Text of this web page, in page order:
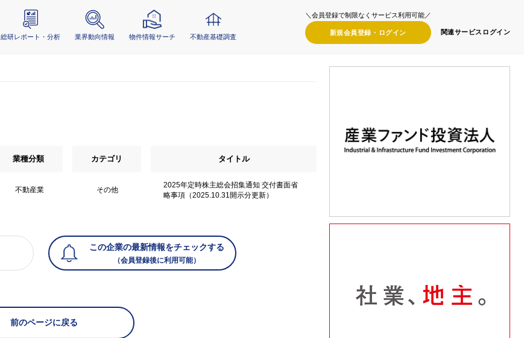
総研レポート・分析 業界動向情報 物件情報サーチ 不動産基礎調査
＼会員登録で制限なくサービス利用可能／
新規会員登録・ ログイン 関連サービス ログイン
業種分類 カテゴリ タイトル
不動産業 その他
2025年定時株主総会招集通知 交付書面省
略事項（2025.10.31開示分更新）
この企業の最新情報をチェックする
（会員登録後に利用可能）
前のページに戻る